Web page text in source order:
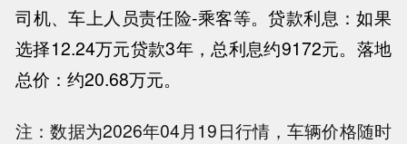
司机、车上人员责任险-乘客等。贷款利息：如果
选择12.24万元贷款3年，总利息约9172元。 落地
总价：约20.68万元。
注：数据为2026年04月19日行情，车辆价格随时